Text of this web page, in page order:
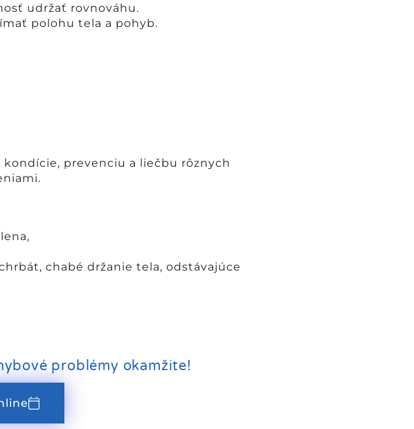
udržať rovnováhu.
polohu tela a pohyb.
prevenciu a liečbu rôznych
chabé držanie tela, odstávajúce
problémy okamžite!